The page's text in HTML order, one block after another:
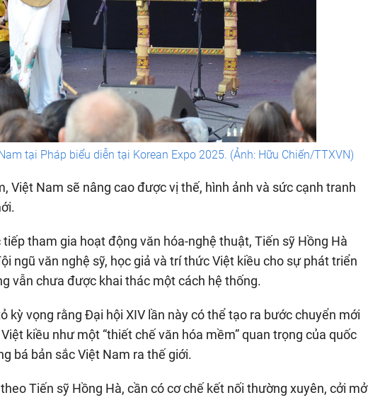
tại Pháp biểu diễn tại Korean Expo 2025. (Ảnh: Hữu Chiến/TTXVN)
Việt Nam sẽ nâng cao được vị thế, hình ảnh và sức cạnh tranh
tham gia hoạt động văn hóa-nghệ thuật, Tiến sỹ Hồng Hà
ngũ văn nghệ sỹ, học giả và trí thức Việt kiều cho sự phát triển
vẫn chưa được khai thác một cách hệ thống.
kỳ vọng rằng Đại hội XIV lần này có thể tạo ra bước chuyển mới
kiều như một “thiết chế văn hóa mềm” quan trọng của quốc
bá bản sắc Việt Nam ra thế giới.
Tiến sỹ Hồng Hà, cần có cơ chế kết nối thường xuyên, cởi mở